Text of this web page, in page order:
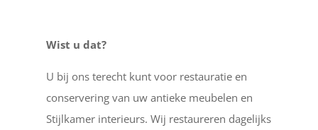
Wist u dat?
U bij ons terecht kunt voor restauratie en
conservering van uw antieke meubelen en
Stijlkamer interieurs. Wij restaureren dagelijks